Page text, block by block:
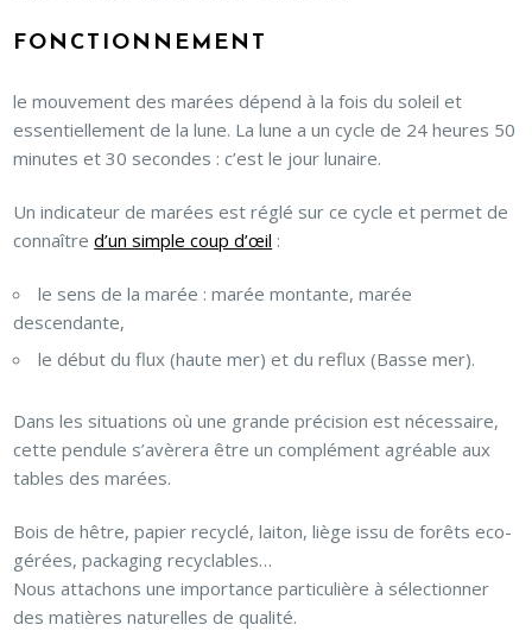
FONCTIONNEMENT
le mouvement des marées dépend à la fois du soleil et
essentiellement de la lune. La lune a un cycle de 24 heures 50
minutes et 30 secondes : c’est le jour lunaire.
Un indicateur de marées est réglé sur ce cycle et permet de
connaîtred’un simple coup d’œil :
le sens de la marée : marée montante, marée
descendante,
le début du flux (haute mer) et du reflux (Basse mer).
Dans les situations où une grande précision est nécessaire,
cette pendule s’avèrera être un complément agréable aux
tables des marées.
Bois de hêtre, papier recyclé, laiton, liège issu de forêts eco-
gérées, packaging recyclables…
Nous attachons une importance particulière à sélectionner
des matières naturelles de qualité.